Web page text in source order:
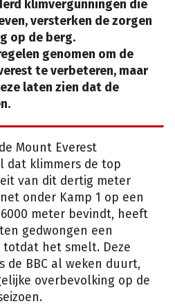
klimvergunningen die
versterken de zorgen
op de berg.
genomen om de
te verbeteren, maar
laten zien dat de
Mount Everest
dat klimmers de top
van dit dertig meter
onder Kamp 1 op een
meter bevindt, heeft
gedwongen een
het smelt. Deze
de BBC al weken duurt,
overbevolking op de